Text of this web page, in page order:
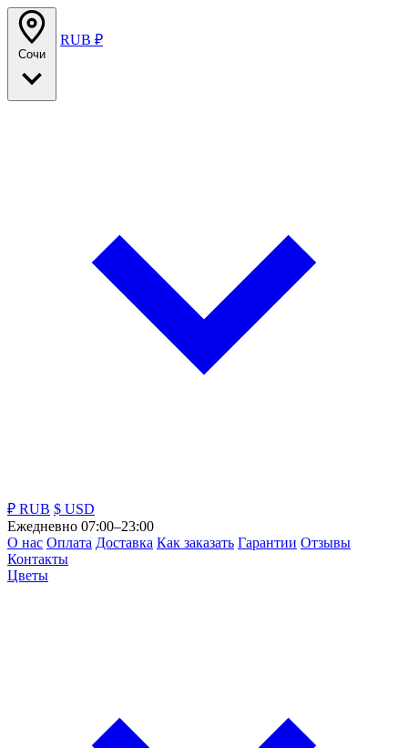
Сочи
RUB ₽
₽ RUB $ USD
Ежедневно 07:00–23:00
О нас Оплата Доставка Как заказать Гарантии Отзывы
Контакты
Цветы